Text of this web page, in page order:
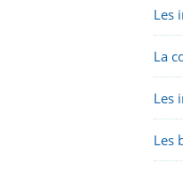
Les
La
Les
Les